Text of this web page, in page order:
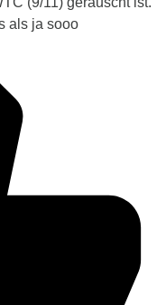
als ja sooo